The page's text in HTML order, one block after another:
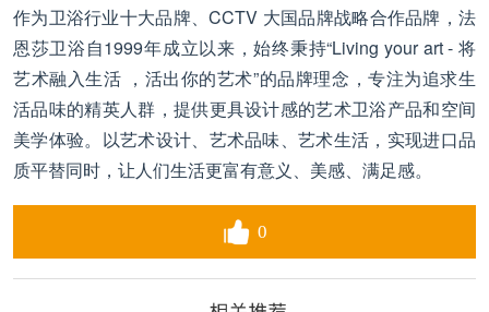
作为卫浴行业十大品牌、CCTV 大国品牌战略合作品牌，法
恩莎卫浴自1999年成立以来，始终秉持“Living your art - 将
艺术融入生活 ，活出你的艺术”的品牌理念，专注为追求生
活品味的精英人群，提供更具设计感的艺术卫浴产品和空间
美学体验。以艺术设计、艺术品味、艺术生活，实现进口品
质平替同时，让人们生活更富有意义、美感、满足感。
0